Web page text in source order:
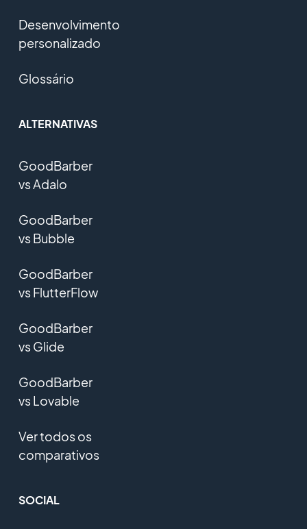
Desenvolvimento
personalizado
Glossário
ALTERNATIVAS
GoodBarber
vs Adalo
GoodBarber
vs Bubble
GoodBarber
vs FlutterFlow
GoodBarber
vs Glide
GoodBarber
vs Lovable
Ver todos os
comparativos
SOCIAL